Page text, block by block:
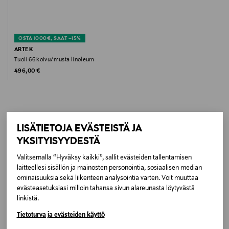
LISÄTIETOJA EVÄSTEISTÄ JA
YKSITYISYYDESTÄ
Valitsemalla “Hyväksy kaikki”, sallit evästeiden tallentamisen
laitteellesi sisällön ja mainosten personointia, sosiaalisen median
ominaisuuksia sekä liikenteen analysointia varten. Voit muuttaa
evästeasetuksiasi milloin tahansa sivun alareunasta löytyvästä
linkistä.
Tietoturva ja evästeiden käyttö
Koko
43 x 48.5 x 70 cm
Valmistusmaa
VP0017002949
Valmistaja
Artek Oy
Valmistajan osoite
Mannerheimintie 12 B, 00100, Helsinki, Finland
OSTA 1000€, SAAT –15%
ARTEK
Tuoli 66 koivu/musta linoleum
Original Price
496,00 €
LISÄÄ KIINNOSTAVIA
TUOTTEITA